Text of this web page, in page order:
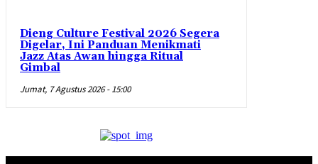
Dieng Culture Festival 2026 Segera
Digelar, Ini Panduan Menikmati
Jazz Atas Awan hingga Ritual
Gimbal
Jumat, 7 Agustus 2026 - 15:00